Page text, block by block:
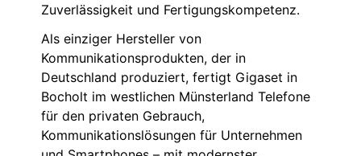
Zuverlässigkeit und Fertigungskompetenz.
Als einziger Hersteller von
Kommunikationsprodukten, der in
Deutschland produziert, fertigt Gigaset in
Bocholt im westlichen Münsterland Telefone
für den privaten Gebrauch,
Kommunikationslösungen für Unternehmen